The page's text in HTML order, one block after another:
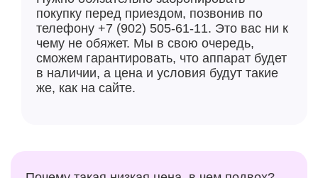
покупку перед приездом, позвонив по
телефону +7 (902) 505-61-11. Это вас ни к
чему не обяжет. Мы в свою очередь,
сможем гарантировать, что аппарат будет
в наличии, а цена и условия будут такие
же, как на сайте.